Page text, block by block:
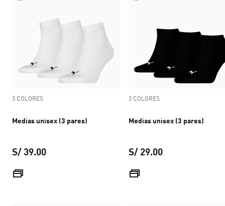
3 COLORES
Medias unisex (3 pares)
S/ 39.00
3 COLORES
Medias unisex (3 pares)
S/ 29.00